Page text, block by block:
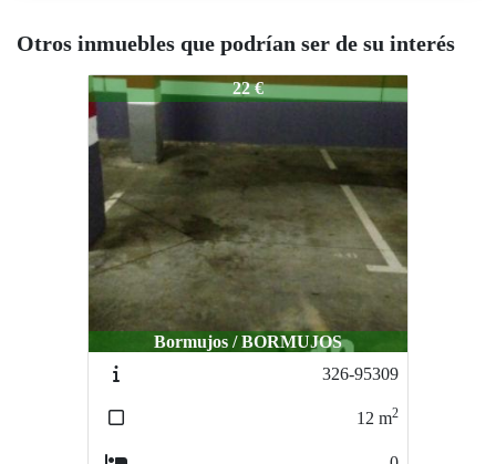
Otros inmuebles que podrían ser de su interés
1436-25003
22 €
Bormujos / BORMUJOS
326-95309
12 m2